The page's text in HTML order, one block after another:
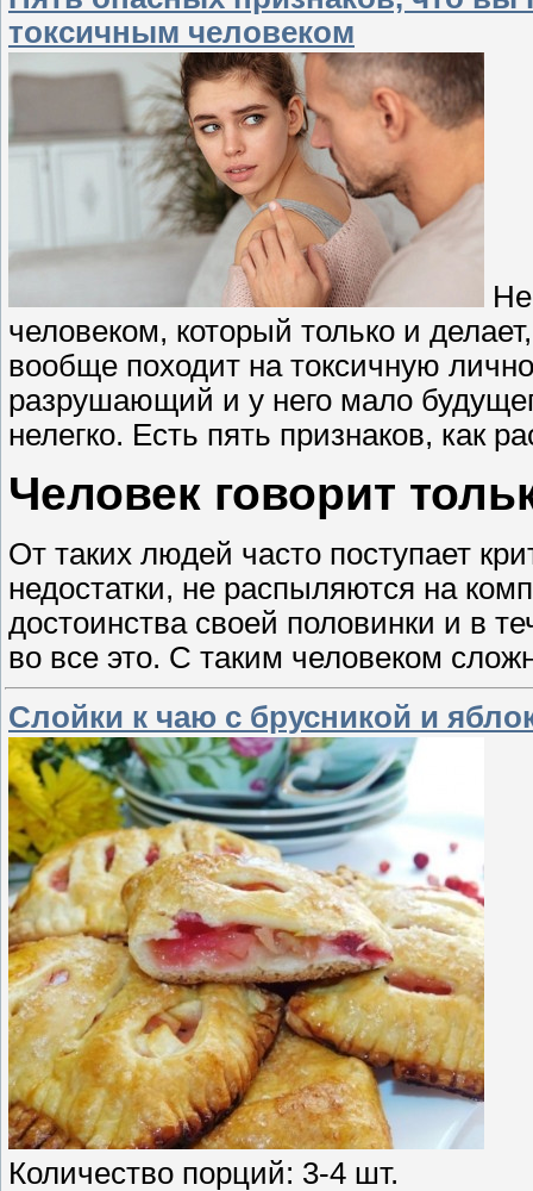
токсичным человеком
человеком, который только и
вообще походит на токсичную
разрушающий и у него мало
нелегко. Есть пять признаков, как
Человек говорит
От таких людей часто поступает
недостатки, не распыляются на
достоинства своей половинки и в
во все это. С таким человеком
Слойки к чаю с брусникой и
Количество порций: 3-4 шт.